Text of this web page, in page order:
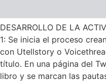
DESARROLLO DE LA
1: Se inicia el proceso
con Utellstory o
título. En una página del
libro y se marcan las